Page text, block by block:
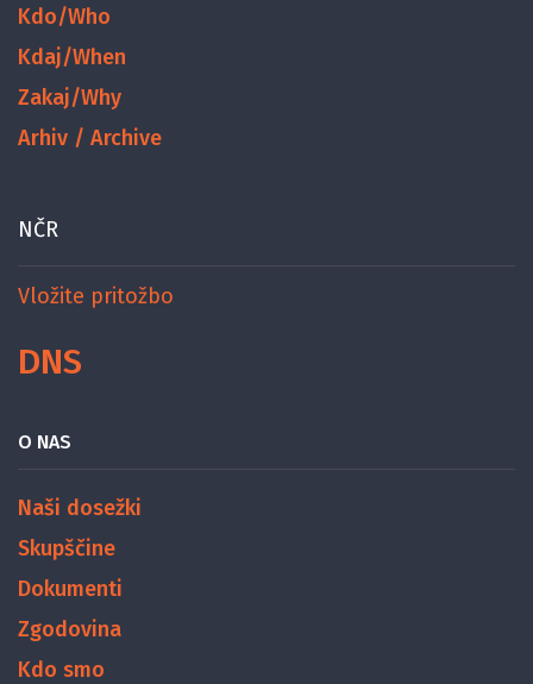
Kdo/Who
Kdaj/When
Zakaj/Why
Arhiv / Archive
NČR
Vložite pritožbo
DNS
O NAS
Naši dosežki
Skupščine
Dokumenti
Zgodovina
Kdo smo